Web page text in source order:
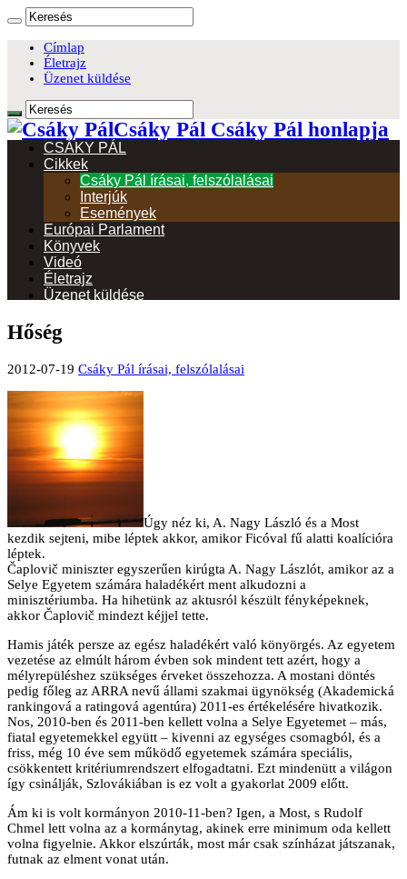
Címlap
Életrajz
Üzenet küldése
Csáky Pál Csáky Pál honlapja
CSÁKY PÁL
Cikkek
Csáky Pál írásai, felszólalásai
Interjúk
Események
Európai Parlament
Könyvek
Videó
Életrajz
Üzenet küldése
Hőség
2012-07-19 Csáky Pál írásai, felszólalásai
Úgy néz ki, A. Nagy László és a Most
kezdik sejteni, mibe léptek akkor, amikor Ficóval fű alatti koalícióra
léptek.
Čaplovič miniszter egyszerűen kirúgta A. Nagy Lászlót, amikor az a
Selye Egyetem számára haladékért ment alkudozni a
minisztériumba. Ha hihetünk az aktusról készült fényképeknek,
akkor Čaplovič mindezt kéjjel tette.
Hamis játék persze az egész haladékért való könyörgés. Az egyetem
vezetése az elmúlt három évben sok mindent tett azért, hogy a
mélyrepüléshez szükséges érveket összehozza. A mostani döntés
pedig főleg az ARRA nevű állami szakmai ügynökség (Akademická
rankingová a ratingová agentúra) 2011-es értékelésére hivatkozik.
Nos, 2010-ben és 2011-ben kellett volna a Selye Egyetemet – más,
fiatal egyetemekkel együtt – kivenni az egységes csomagból, és a
friss, még 10 éve sem működő egyetemek számára speciális,
csökkentett kritériumrendszert elfogadtatni. Ezt mindenütt a világon
így csinálják, Szlovákiában is ez volt a gyakorlat 2009 előtt.
Ám ki is volt kormányon 2010-11-ben? Igen, a Most, s Rudolf
Chmel lett volna az a kormánytag, akinek erre minimum oda kellett
volna figyelnie. Akkor elszúrták, most már csak színházat játszanak,
futnak az elment vonat után.